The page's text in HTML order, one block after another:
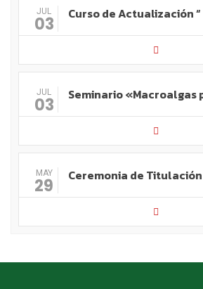
JUL
03 Curso de Actualización “
JUL
03 Seminario «Macroalgas
MAY
29 Ceremonia de